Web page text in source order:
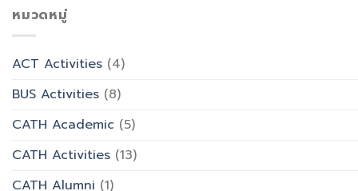
วิทยาลัย
การ
บิน
การ
เที่ยว
การ
Office
Work
AI”
ผู้
ตั้ง
หมวดหมู่
ACT Activities (4)
BUS Activities (8)
CATH Academic (5)
CATH Activities (13)
CATH Alumni (1)